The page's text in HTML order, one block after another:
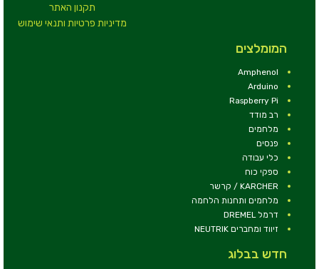
תקנון האתר
מדיניות פרטיות ותנאי שימוש
המומלצים
Amphenol
Arduino
Raspberry Pi
רב מודד
מלחמים
פנסים
כלי עבודה
ספקי כוח
KARCHER / קרשר
מלחמים ותחנות הלחמה
דרמל DREMEL
זיווד ומחברים NEUTRIK
חדש בבלוג